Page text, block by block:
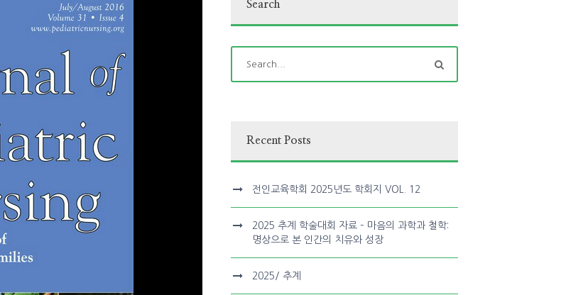
Search
Recent Posts
전인교육학회 2025년도 학회지 VOL. 12
2025 추계 학술대회 자료 – 마음의 과학과 철학:
명상으로 본 인간의 치유와 성장
2025/ 추계